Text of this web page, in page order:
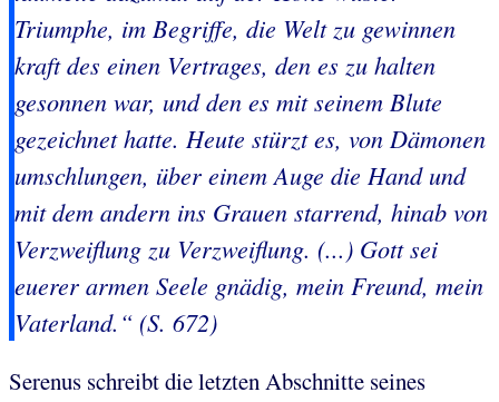
Triumphe, im Begriffe, die Welt zu gewinnen
kraft des einen Vertrages, den es zu halten
gesonnen war, und den es mit seinem Blute
gezeichnet hatte. Heute stürzt es, von Dämonen
umschlungen, über einem Auge die Hand und
mit dem andern ins Grauen starrend, hinab von
Verzweiflung zu Verzweiflung. (...) Gott sei
euerer armen Seele gnädig, mein Freund, mein
Vaterland.“ (S. 672)
Serenus schreibt die letzten Abschnitte seines